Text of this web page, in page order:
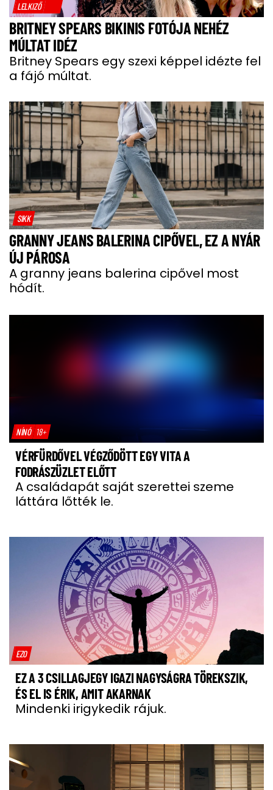
LELKIZŐ
BRITNEY SPEARS BIKINIS FOTÓJA NEHÉZ
MÚLTAT IDÉZ
Britney Spears egy szexi képpel idézte fel
a fájó múltat.
SIKK
GRANNY JEANS BALERINA CIPŐVEL, EZ A NYÁR
ÚJ PÁROSA
A granny jeans balerina cipővel most
hódít.
NÍNÓ 18+
VÉRFÜRDŐVEL VÉGZŐDÖTT EGY VITA A
FODRÁSZÜZLET ELŐTT
A családapát saját szerettei szeme
láttára lőtték le.
EZO
EZ A 3 CSILLAGJEGY IGAZI NAGYSÁGRA TÖREKSZIK,
ÉS EL IS ÉRIK, AMIT AKARNAK
Mindenki irigykedik rájuk.